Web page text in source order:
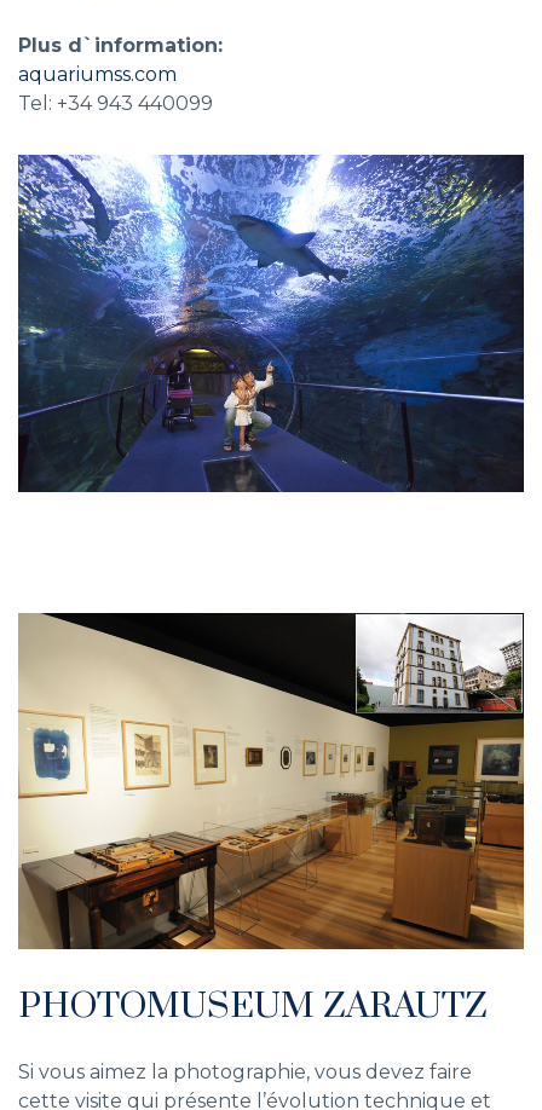
Plus d`information:
aquariumss.com
Tel: +34 943 440099
PHOTOMUSEUM ZARAUTZ
Si vous aimez la photographie, vous devez faire
cette visite qui présente l’évolution technique et